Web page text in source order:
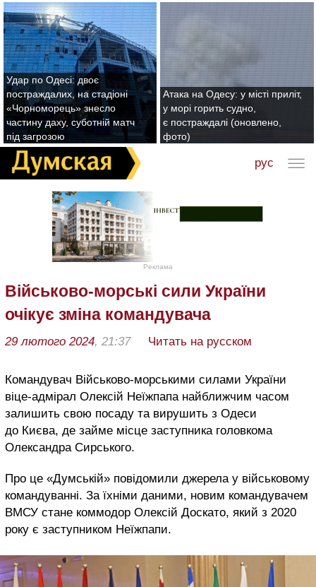
Удар по Одесі: двоє
постраждалих, на стадіоні
«Чорноморець» знесло
частину даху, суботній матч
під загрозою
Атака на Одесу: у місті приліт,
у морі горить судно,
є постраждалі (оновлено,
фото)
рус
Реклама
Військово-морські сили України
очікує зміна командувача
29 лютого 2024, 21:37 Читать на русском
Командувач Військово-морськими силами України
віце-адмірал Олексій Неїжпапа найближчим часом
залишить свою посаду та вирушить з Одеси
до Києва, де займе місце заступника головкома
Олександра Сирського.
Про це «Думській» повідомили джерела у військовому
командуванні. За їхніми даними, новим командувачем
ВМСУ стане коммодор Олексій Доскато, який з 2020
року є заступником Неїжпапи.